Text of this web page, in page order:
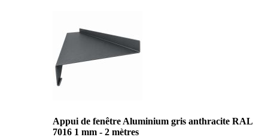
Appui de fenêtre Aluminium gris anthracite RAL
7016 1 mm - 2 mètres